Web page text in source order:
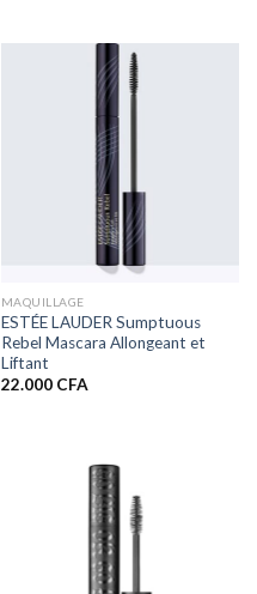
MAQUILLAGE
ESTÉE LAUDER Sumptuous
Rebel Mascara Allongeant et
Liftant
22.000 CFA